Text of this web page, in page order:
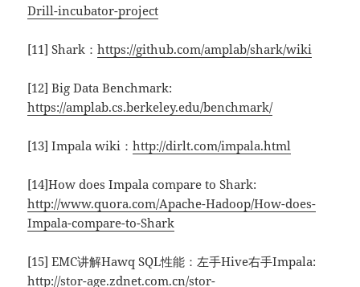
Drill-incubator-project
[11] Shark：https://github.com/amplab/shark/wiki
[12] Big Data Benchmark:
https://amplab.cs.berkeley.edu/benchmark/
[13] Impala wiki：http://dirlt.com/impala.html
[14]How does Impala compare to Shark:
http://www.quora.com/Apache-Hadoop/How-does-
Impala-compare-to-Shark
[15] EMC讲解Hawq SQL性能：左手Hive右手Impala:
http://stor-age.zdnet.com.cn/stor-